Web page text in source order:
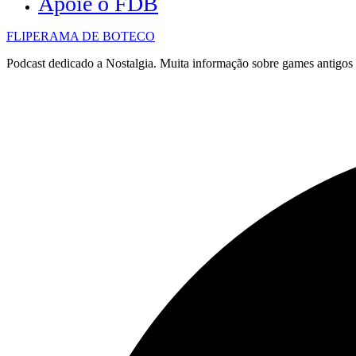
FLIPERAMA DE BOTECO
Podcast dedicado a Nostalgia. Muita informação sobre games